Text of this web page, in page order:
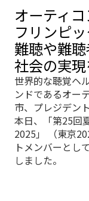
オーティ
フリンピ
難聴や難
社会の実
世界的な聴覚ヘ
ンドであるオー
市、プレジデン
本日、「第25回
2025」 （東京
トメンバーとし
しました。